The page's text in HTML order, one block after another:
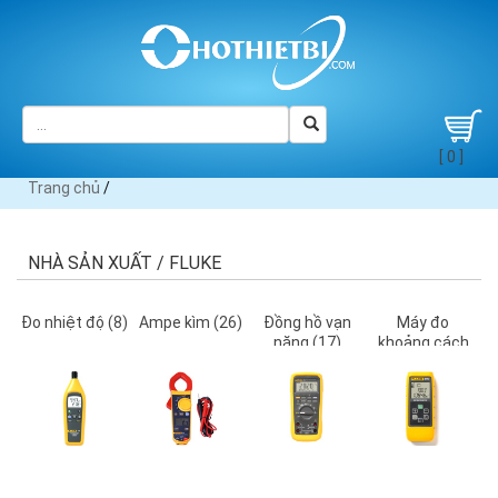
[ 0 ]
Trang chủ /
NHÀ SẢN XUẤT / FLUKE
Đo nhiệt độ (8) Ampe kìm (26)
Đồng hồ vạn
năng (17)
Máy đo
khoảng cách